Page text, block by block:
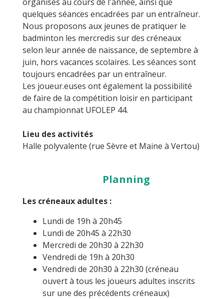
quelques séances encadrées par un entraîneur.
Nous proposons aux jeunes de pratiquer le
badminton les mercredis sur des créneaux
selon leur année de naissance, de septembre à
juin, hors vacances scolaires. Les séances sont
toujours encadrées par un entraîneur.
Les joueur.euses ont également la possibilité
de faire de la compétition loisir en participant
au championnat UFOLEP 44.
Lieu des activités
Halle polyvalente (rue Sèvre et Maine à Vertou)
Planning
Les créneaux adultes :
Lundi de 19h à 20h45
Lundi de 20h45 à 22h30
Mercredi de 20h30 à 22h30
Vendredi de 19h à 20h30
Vendredi de 20h30 à 22h30 (créneau
ouvert à tous les joueurs adultes inscrits
sur une des précédents créneaux)